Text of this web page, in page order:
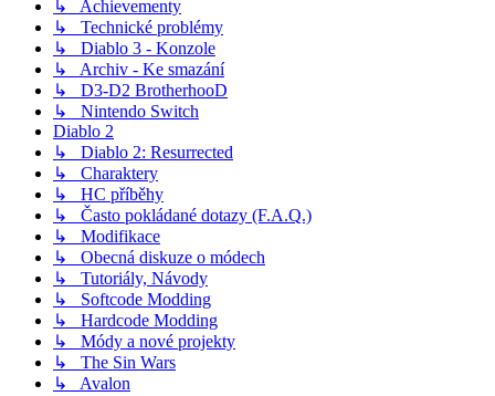
↳ Achievementy
↳ Technické problémy
↳ Diablo 3 - Konzole
↳ Archiv - Ke smazání
↳ D3-D2 BrotherhooD
↳ Nintendo Switch
Diablo 2
↳ Diablo 2: Resurrected
↳ Charaktery
↳ HC příběhy
↳ Často pokládané dotazy (F.A.Q.)
↳ Modifikace
↳ Obecná diskuze o módech
↳ Tutoriály, Návody
↳ Softcode Modding
↳ Hardcode Modding
↳ Módy a nové projekty
↳ The Sin Wars
↳ Avalon